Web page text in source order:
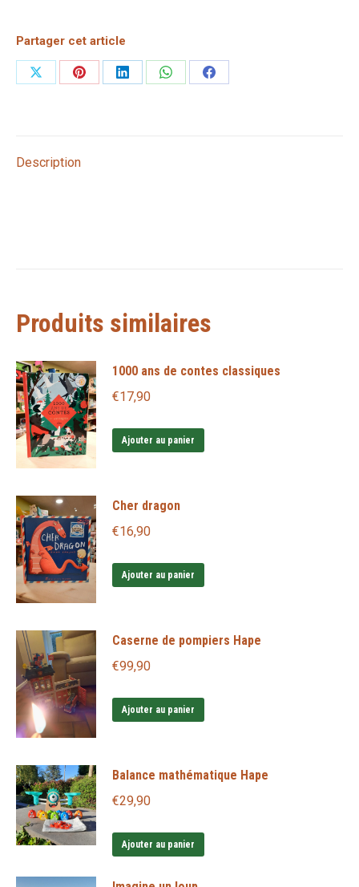
Partager cet article
PartagerPartagerPartagerPartagerPartager
Description
Produits similaires
1000 ans de contes classiques
€17,90
Ajouter au panier
Cher dragon
€16,90
Ajouter au panier
Caserne de pompiers Hape
€99,90
Ajouter au panier
Balance mathématique Hape
€29,90
Ajouter au panier